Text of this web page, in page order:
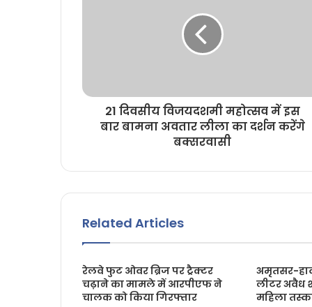
21 दिवसीय विजयदशमी महोत्सव में इस
बार बामना अवतार लीला का दर्शन करेंगे
बक्सरवासी
Related Articles
रेलवे फुट ओवर ब्रिज पर ट्रैक्टर
चढ़ाने का मामले में आरपीएफ ने
चालक को किया गिरफ्तार
अमृतसर-
लीटर अवैध
महिला